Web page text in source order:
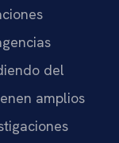
del
amplios